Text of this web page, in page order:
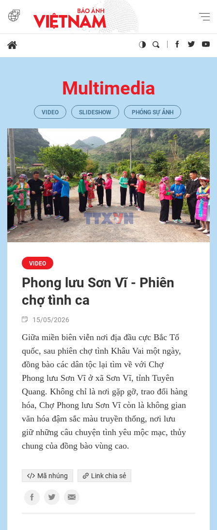
Multimedia
VIDEO SLIDESHOW PHÓNG SỰ ẢNH
VIDEO
Phong lưu Sơn Vĩ - Phiên
chợ tình ca
15/05/2026
Giữa miền biên viễn nơi địa đầu cực Bắc Tổ
quốc, sau phiên chợ tình Khâu Vai một ngày,
đồng bào các dân tộc lại tìm về với Chợ
Phong lưu Sơn Vĩ ở xã Sơn Vĩ, tỉnh Tuyên
Quang. Không chỉ là nơi gặp gỡ, trao đổi hàng
hóa, Chợ Phong lưu Sơn Vĩ còn là không gian
văn hóa đậm sắc màu truyền thống, nơi lưu
giữ những câu chuyện tình yêu mộc mạc, thủy
chung của đồng bào vùng cao.
Mã nhúng Link chia sẻ